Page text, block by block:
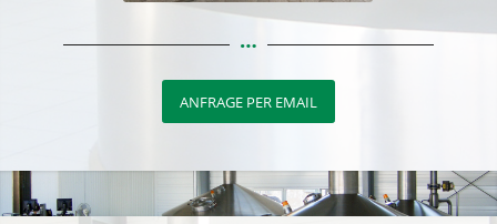
ANFRAGE PER EMAIL